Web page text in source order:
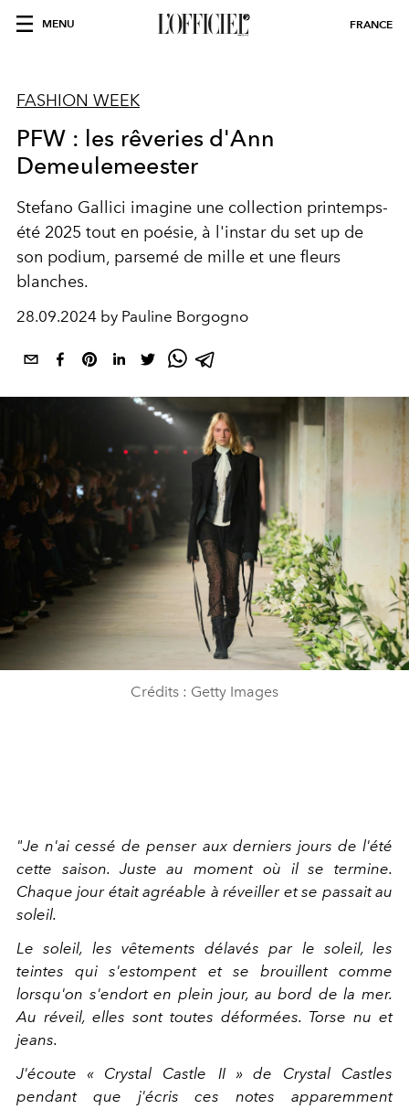
MENU FRANCE
FASHION WEEK
PFW : les rêveries d'Ann
Demeulemeester
Stefano Gallici imagine une collection printemps-
été 2025 tout en poésie, à l'instar du set up de
son podium, parsemé de mille et une fleurs
blanches.
28.09.2024 by Pauline Borgogno
Crédits : Getty Images
"Je n'ai cessé de penser aux derniers jours de l'été
cette saison. Juste au moment où il se termine.
Chaque jour était agréable à réveiller et se passait au
soleil.
Le soleil, les vêtements délavés par le soleil, les
teintes qui s'estompent et se brouillent comme
lorsqu'on s'endort en plein jour, au bord de la mer.
Au réveil, elles sont toutes déformées. Torse nu et
jeans.
J'écoute « Crystal Castle II » de Crystal Castles
pendant que j'écris ces notes apparemment